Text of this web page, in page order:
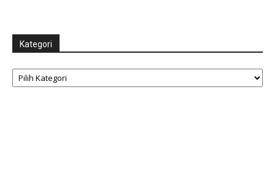
Kategori
Kategori